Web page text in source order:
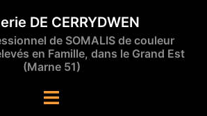
DE CERRYDWEN
de SOMALIS de couleur
en Famille, dans le Grand Est
(Marne 51)
Ouvrir/fermer